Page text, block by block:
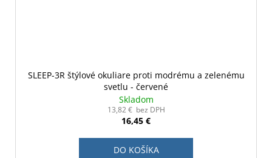
SLEEP-3R štýlové okuliare proti modrému a zelenému
svetlu - červené
Skladom
13,82 € bez DPH
16,45 €
DO KOŠÍKA